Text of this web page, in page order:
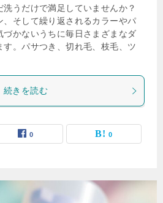
うだけで満足していませんか？
、そして繰り返されるカラーやパ
づかないうちに毎日さまざまなダ
す。パサつき、切れ毛、枝毛、ツ
続きを読む
0 0